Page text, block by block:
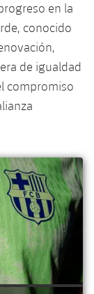
en la
conocido
de igualdad
compromiso